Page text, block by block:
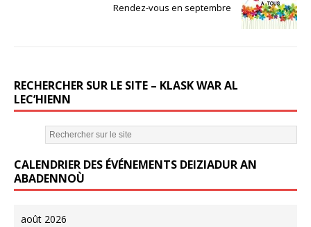
Rendez-vous en septembre
RECHERCHER SUR LE SITE – KLASK WAR AL
LEC’HIENN
CALENDRIER DES ÉVÉNEMENTS DEIZIADUR AN
ABADENNOÙ
août 2026